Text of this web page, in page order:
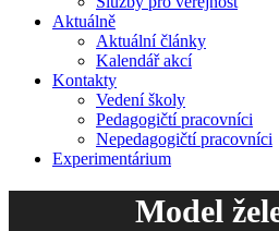
Aktuálně
Aktuální články
Kalendář akcí
Kontakty
Vedení školy
Pedagogičtí pracovníci
Nepedagogičtí pracovníci
Experimentárium
Model